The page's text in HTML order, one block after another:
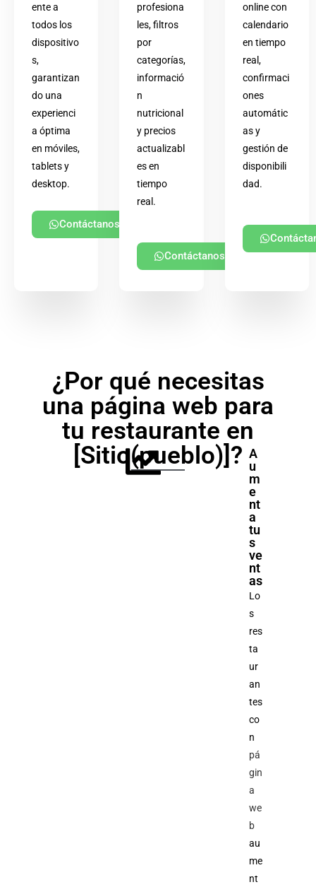
ente a
todos los
dispositivo
s,
garantizan
do una
experienci
a óptima
en móviles,
tablets y
desktop.
Contáctanos
profesiona
les, filtros
por
categorías,
informació
n
nutricional
y precios
actualizabl
es en
tiempo
real.
Contáctanos
online con
calendario
en tiempo
real,
confirmaci
ones
automátic
as y
gestión de
disponibili
dad.
¿Por qué necesitas
una página web para
tu restaurante en
[Sitio(pueblo)]? A
u
m
e
nt
a
tu
s
ve
nt
as
Lo
s
res
ta
ur
an
tes
co
n
pá
gin
a
we
b
au
me
nt